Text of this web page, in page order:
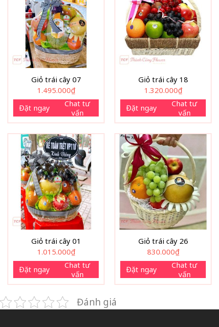
Giỏ trái cây 07
1.495.000₫
Đặt ngay
Chat tư
vấn
Giỏ trái cây 18
1.320.000₫
Đặt ngay
Chat tư
vấn
Giỏ trái cây 01
1.015.000₫
Đặt ngay
Chat tư
vấn
Giỏ trái cây 26
830.000₫
Đặt ngay
Chat tư
vấn
Đánh giá